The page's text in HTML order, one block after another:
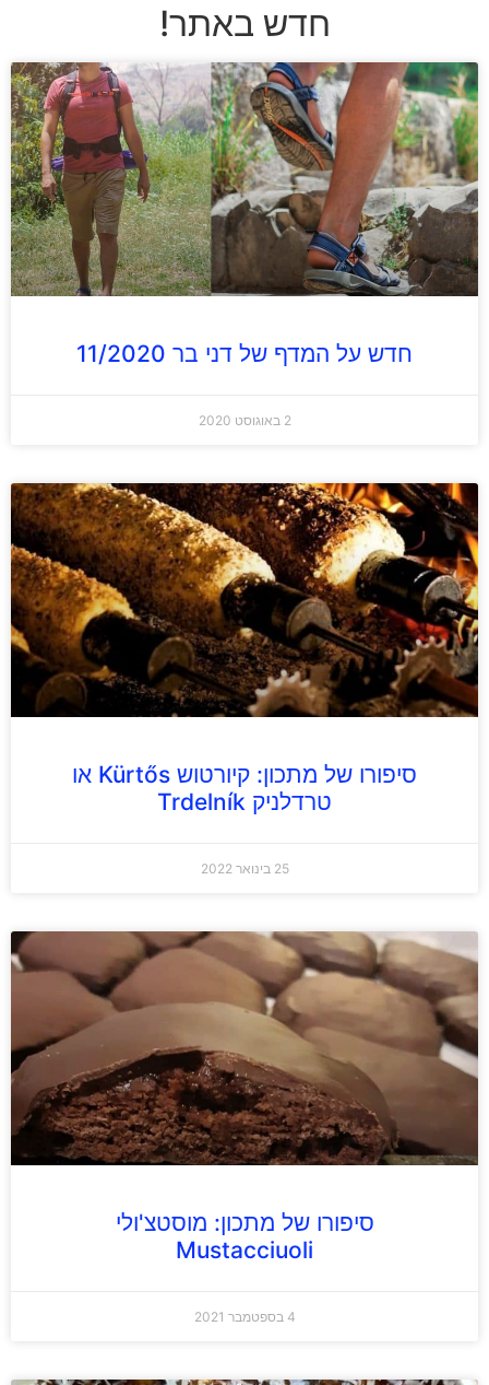
חדש באתר!
חדש על המדף של דני בר 11/2020
2 באוגוסט 2020
סיפורו של מתכון: קיורטוש Kürtős או
טרדלניק Trdelník
25 בינואר 2022
סיפורו של מתכון: מוסטצ'ולי
Mustacciuoli
4 בספטמבר 2021